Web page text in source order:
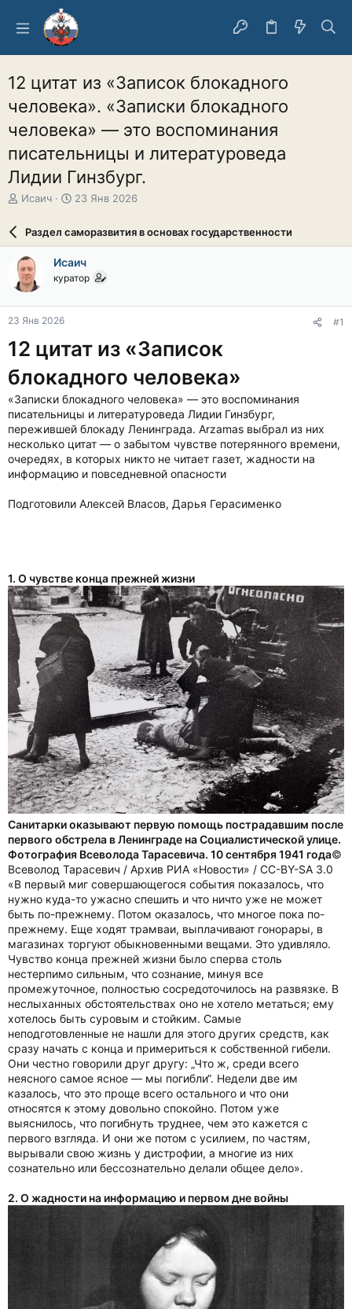
12 цитат из «Записок блокадного
человека». «Записки блокадного
человека» — это воспоминания
писательницы и литературоведа
Лидии Гинзбург.
А
о
р
т
е
м
ы
Исаич
Д
а
а
ч
л
23 Янв 2026
Раздел саморазвития в основах государственности
Исаич
куратор
23 Янв 2026 #1
12 цитат из «Записок
блокадного человека»
«Записки блокадного человека» — это воспоминания
писательницы и литературоведа Лидии Гинзбург,
пережившей блокаду Ленинграда. Arzamas выбрал из них
несколько цитат — о забытом чувстве потерянного времени,
очередях, в которых никто не читает газет, жадности на
информацию и повседневной опасности
Подготовили Алексей Власов, Дарья Герасименко
1. О чувстве конца прежней жизни
Санитарки оказывают первую помощь пострадавшим после
первого обстрела в Ленинграде на Социалистической улице.
Фотография Всеволода Тарасевича. 10 сентября 1941 года©
Всеволод Тарасевич / Архив РИА «Новости» / CC-BY-SA 3.0
«В первый миг совершающегося события показалось, что
нужно куда-то ужасно спешить и что ничто уже не может
быть по-прежнему. Потом оказалось, что многое пока по-
прежнему. Еще ходят трамваи, выплачивают гонорары, в
магазинах торгуют обыкновенными вещами. Это удивляло.
Чувство конца прежней жизни было сперва столь
нестерпимо сильным, что сознание, минуя все
промежуточное, полностью сосредоточилось на развязке. В
неслыханных обстоятельствах оно не хотело метаться; ему
хотелось быть суровым и стойким. Самые
неподготовленные не нашли для этого других средств, как
сразу начать с конца и примериться к собственной гибели.
Они честно говорили друг другу: „Что ж, среди всего
неясного самое ясное — мы погибли“. Недели две им
казалось, что это проще всего остального и что они
относятся к этому довольно спокойно. Потом уже
выяснилось, что погибнуть труднее, чем это кажется с
первого взгляда. И они же потом с усилием, по частям,
вырывали свою жизнь у дистрофии, а многие из них
сознательно или бессознательно делали общее дело».
2. О жадности на информацию и первом дне войны